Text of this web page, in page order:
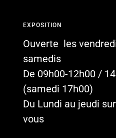
EXPOSITION
Ouverte les
samedis
De 09h00-12h00 /
(samedi 17h00)
Du Lundi au jeudi
vous